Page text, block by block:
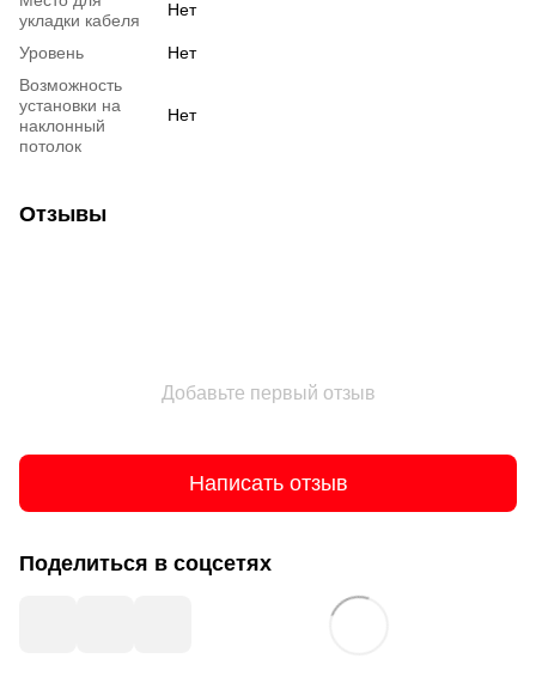
укладки кабеля
Нет
Уровень
Нет
Возможность
установки на
наклонный
потолок
Нет
Отзывы
Добавьте первый отзыв
Написать отзыв
Поделиться в соцсетях